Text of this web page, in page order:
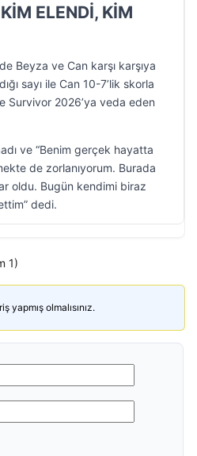
ELENDİ, KİM
Beyza ve Can karşı karşıya
sayı ile Can 10-7’lik skorla
Survivor 2026’ya veda eden
ve “Benim gerçek hayatta
de zorlanıyorum. Burada
oldu. Bugün kendimi biraz
dedi.
1)
yapmış olmalısınız.